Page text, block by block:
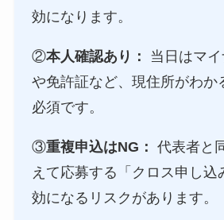
効になります。
②本人確認あり：
当日はマ
や免許証など、現住所がわか
必須です。
③重複申込はNG： 代表者と
えて応募する「クロス申し込
効になるリスクがあります。